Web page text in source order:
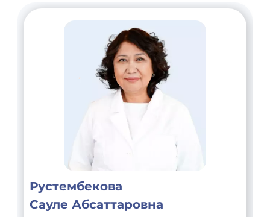
Рустембекова
Сауле Абсаттаровна